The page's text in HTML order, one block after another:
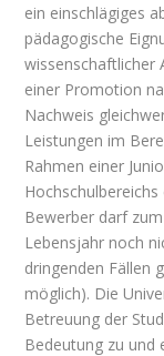
ein einschlägiges
pädagogische
wissenschaftlicher
einer Promotion
Nachweis
Leistungen im
Rahmen einer
Bewerber darf
Lebensjahr noch
dringenden Fällen
möglich). Die
Betreuung der
Bedeutung zu und